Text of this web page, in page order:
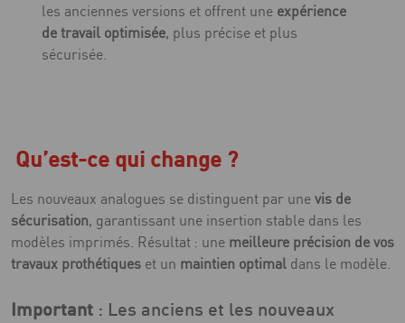
les anciennes versions et offrent une expérience
de travail optimisée, plus précise et plus
sécurisée.
Qu’est-ce qui change ?
Les nouveaux analogues se distinguent par une vis de
sécurisation, garantissant une insertion stable dans les
modèles imprimés. Résultat : une meilleure précision de vos
travaux prothétiques et un maintien optimal dans le modèle.
Important : Les anciens et les nouveaux